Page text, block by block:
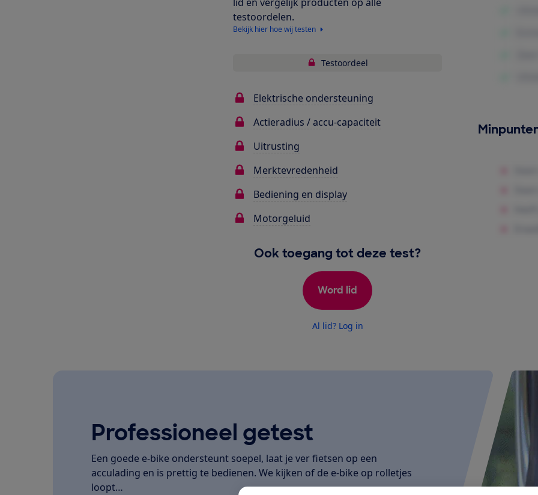
testoordelen.
Bekijk hier hoe wij testen
Testoordeel
Elektrische ondersteuning
Actieradius / accu-capaciteit
Uitrusting
Merktevredenheid
Bediening en display
Motorgeluid
Ook toegang tot deze test?
Word lid
Al lid? Log in
Professioneel getest
Een goede e-bike ondersteunt soepel, laat je ver fietsen op een
acculading en is prettig te bedienen. We kijken of de e-bike op rolletjes
loopt…